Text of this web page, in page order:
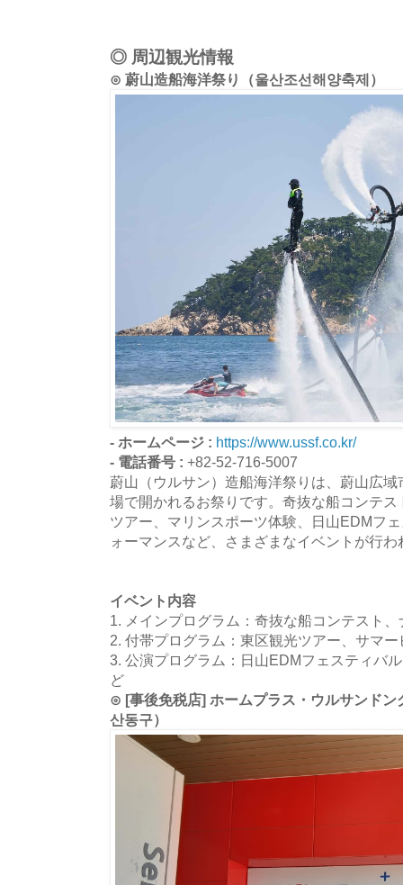
◎ 周辺観光情報
⊙ 蔚山造船海洋祭り（울산조선해양축제）
- ホームページ : https://www.ussf.co.kr/
- 電話番号 : +82-52-716-5007
蔚山（ウルサン）造船海洋祭りは、蔚山広
場で開かれるお祭りです。奇抜な船コンテ
ツアー、マリンスポーツ体験、日山EDMフ
ォーマンスなど、さまざまなイベントが行わ
イベント内容
1. メインプログラム：奇抜な船コンテスト
2. 付帯プログラム：東区観光ツアー、サマー
3. 公演プログラム：日山EDMフェスティバ
ど
⊙ [事後免税店] ホームプラス・ウルサンドン
산동구）